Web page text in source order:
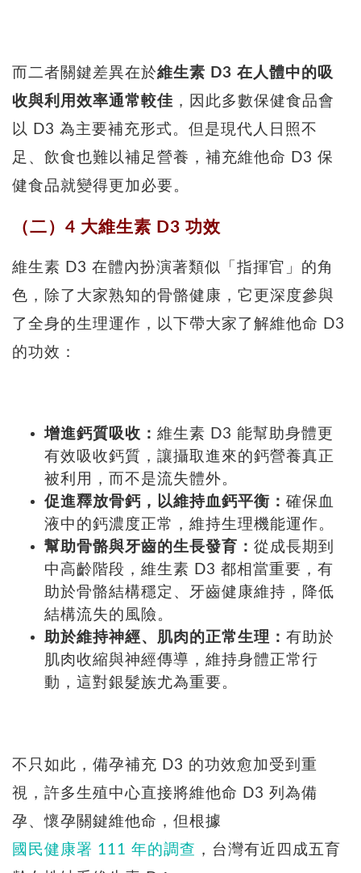
而二者關鍵差異在於維生素 D3 在人體中的吸
收與利用效率通常較佳 ，因此多數保健食品會
以 D3 為主要補充形式。但是現代人日照不
足、飲食也難以補足營養，補充維他命 D3 保
健食品就變得更加必要。
（二）4 大維生素 D3 功效
維生素 D3 在體內扮演著類似「指揮官」的角
色，除了大家熟知的骨骼健康，它更深度參與
了全身的生理運作，以下帶大家了解維他命 D3
的功效：
增進鈣質吸收： 維生素 D3 能幫助身體更
有效吸收鈣質，讓攝取進來的鈣營養真正
被利用，而不是流失體外。
促進釋放骨鈣，以維持血鈣平衡： 確保血
液中的鈣濃度正常，維持生理機能運作。
幫助骨骼與牙齒的生長發育： 從成長期到
中高齡階段，維生素 D3 都相當重要，有
助於骨骼結構穩定、牙齒健康維持，降低
結構流失的風險。
助於維持神經、肌肉的正常生理： 有助於
肌肉收縮與神經傳導，維持身體正常行
動，這對銀髮族尤為重要。
不只如此，備孕補充 D3 的功效愈加受到重
視，許多生殖中心直接將維他命 D3 列為備
孕、懷孕關鍵維他命，但根據
國民健康署 111 年的調查 ，台灣有近四成五育